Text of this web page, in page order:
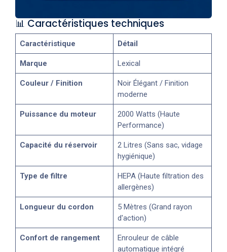
📊 Caractéristiques techniques
Caractéristique Détail
Marque Lexical
Couleur / Finition
Noir Élégant / Finition
moderne
Puissance du moteur
2000 Watts (Haute
Performance)
Capacité du réservoir
2 Litres (Sans sac, vidage
hygiénique)
Type de filtre
HEPA (Haute filtration des
allergènes)
Longueur du cordon
5 Mètres (Grand rayon
d'action)
Confort de rangement
Enrouleur de câble
automatique intégré